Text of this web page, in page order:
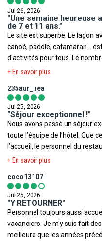
défraîchie ).
Jul 26, 2026
"Une semaine heureuse
de 7 et 11 ans."
Le site est superbe. Le lagon
canoé, paddle, catamaran...
d'activités pour tous. Le
au soleil est tel que l'on n'a
aimable, souriant accueillant.
toutes les animations à leur
+ En savoir plus
235aur_liea
Jul 25, 2026
"Séjour exceptionnel !"
Nous avons passé un séjour
toute l’équipe de l’hôtel. Que
l’accueil, le personnel du
bien sûr les animateurs, tout le
l’animateur ados, qui est tout
bienveillant, dynamique et a
infiniment à lui ! L’hôtel est idéalement situé, avec une vue
exceptionnelle. On peut faire
est une véritable bulle de
de sécurité. Les chambres
+ En savoir plus
coco13107
Jul 25, 2026
"Y RETOURNER"
Personnel toujours aussi
vacanciers. Je m'y suis fait
meilleure que les années